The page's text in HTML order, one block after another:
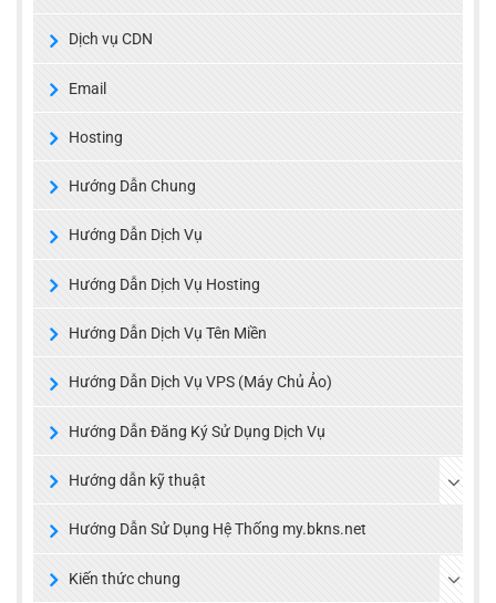
Dịch vụ CDN
Email
Hosting
Hướng Dẫn Chung
Hướng Dẫn Dịch Vụ
Hướng Dẫn Dịch Vụ Hosting
Hướng Dẫn Dịch Vụ Tên Miền
Hướng Dẫn Dịch Vụ VPS (Máy Chủ Ảo)
Hướng Dẫn Đăng Ký Sử Dụng Dịch Vụ
Hướng dẫn kỹ thuật
Hướng Dẫn Sử Dụng Hệ Thống my.bkns.net
Kiến thức chung